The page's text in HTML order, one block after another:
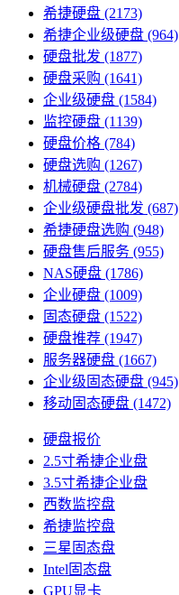
希捷硬盘 (2173)
希捷企业级硬盘 (964)
硬盘批发 (1877)
硬盘采购 (1641)
企业级硬盘 (1584)
监控硬盘 (1139)
硬盘价格 (784)
硬盘选购 (1267)
机械硬盘 (2784)
企业级硬盘批发 (687)
希捷硬盘选购 (948)
硬盘售后服务 (955)
NAS硬盘 (1786)
企业硬盘 (1009)
固态硬盘 (1522)
硬盘推荐 (1947)
服务器硬盘 (1667)
企业级固态硬盘 (945)
移动固态硬盘 (1472)
硬盘报价
2.5寸希捷企业盘
3.5寸希捷企业盘
西数监控盘
希捷监控盘
三星固态盘
Intel固态盘
GPU显卡